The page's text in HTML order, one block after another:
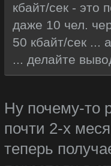
кбайт/сек - это
даже 10 чел.
50 кбайт/сек ...
... делайте
Ну почему-то
почти 2-х
теперь